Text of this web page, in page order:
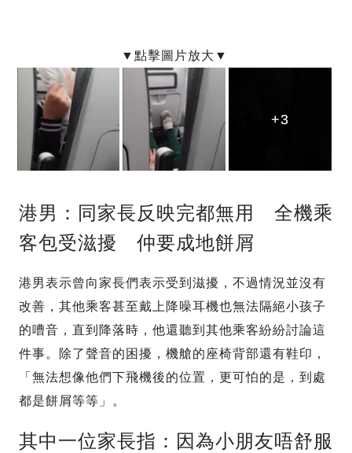
+3
+3
+3
港男：同家長反映完都無用 全機乘
客包受滋擾 仲要成地餅屑
港男表示曾向家長們表示受到滋擾，不過情況並沒有
改善，其他乘客甚至戴上降噪耳機也無法隔絕小孩子
的嘈音，直到降落時，他還聽到其他乘客紛紛討論這
件事。除了聲音的困擾，機艙的座椅背部還有鞋印，
「無法想像他們下飛機後的位置，更可怕的是，到處
都是餅屑等等」。
其中一位家長指：因為小朋友唔舒服